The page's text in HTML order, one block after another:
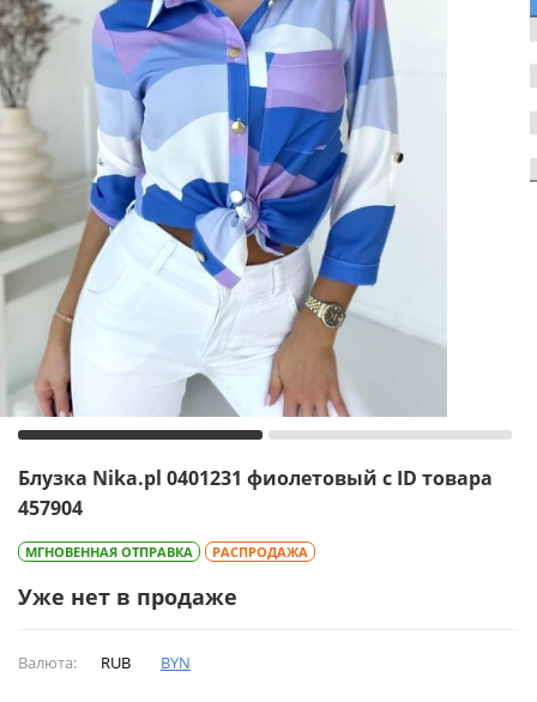
Блузка Nika.pl 0401231 фиолетовый с ID товара
457904
МГНОВЕННАЯ ОТПРАВКА РАСПРОДАЖА
Уже нет в продаже
Валюта: RUB BYN